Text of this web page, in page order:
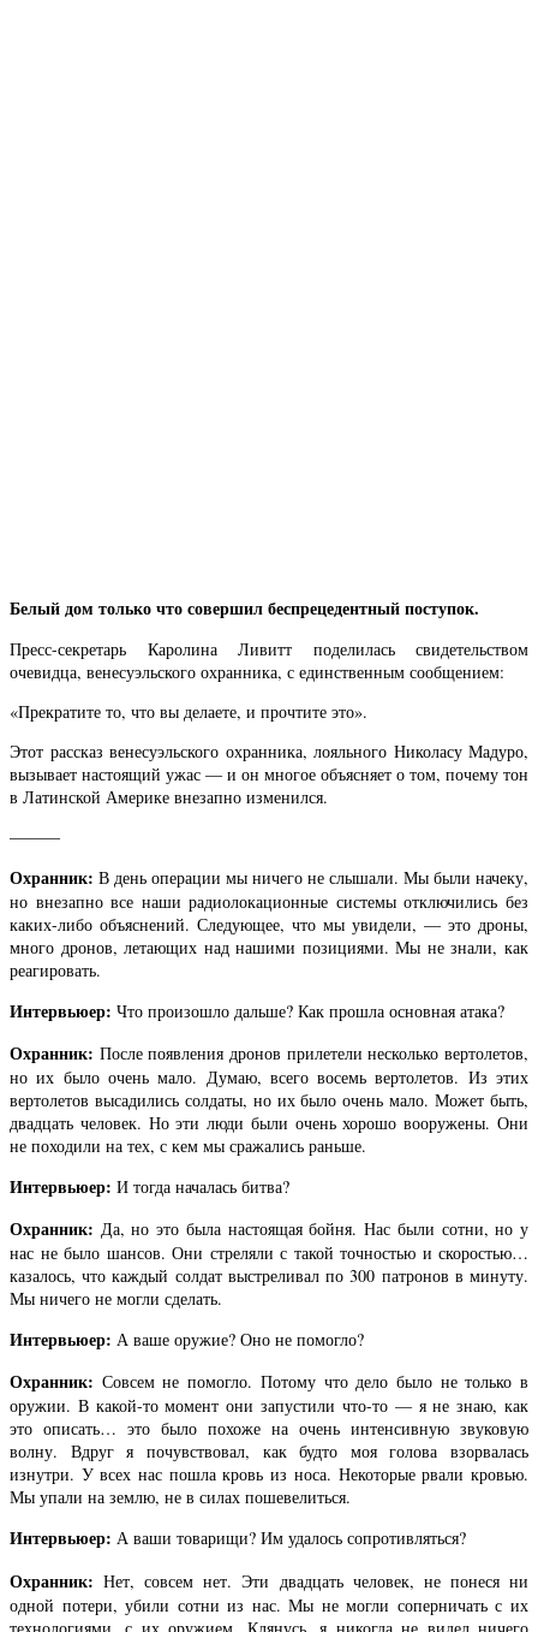
Белый дом только что совершил беспрецедентный поступок.
Пресс-секретарь Каролина Ливитт поделилась свидетельством
очевидца, венесуэльского охранника, с единственным сообщением:
«Прекратите то, что вы делаете, и прочтите это».
Этот рассказ венесуэльского охранника, лояльного Николасу Мадуро,
вызывает настоящий ужас — и он многое объясняет о том, почему тон
в Латинской Америке внезапно изменился.
———
Охранник: В день операции мы ничего не слышали. Мы были начеку,
но внезапно все наши радиолокационные системы отключились без
каких-либо объяснений. Следующее, что мы увидели, — это дроны,
много дронов, летающих над нашими позициями. Мы не знали, как
реагировать.
Интервьюер: Что произошло дальше? Как прошла основная атака?
Охранник: После появления дронов прилетели несколько вертолетов,
но их было очень мало. Думаю, всего восемь вертолетов. Из этих
вертолетов высадились солдаты, но их было очень мало. Может быть,
двадцать человек. Но эти люди были очень хорошо вооружены. Они
не походили на тех, с кем мы сражались раньше.
Интервьюер: И тогда началась битва?
Охранник: Да, но это была настоящая бойня. Нас были сотни, но у
нас не было шансов. Они стреляли с такой точностью и скоростью…
казалось, что каждый солдат выстреливал по 300 патронов в минуту.
Мы ничего не могли сделать.
Интервьюер: А ваше оружие? Оно не помогло?
Охранник: Совсем не помогло. Потому что дело было не только в
оружии. В какой-то момент они запустили что-то — я не знаю, как
это описать… это было похоже на очень интенсивную звуковую
волну. Вдруг я почувствовал, как будто моя голова взорвалась
изнутри. У всех нас пошла кровь из носа. Некоторые рвали кровью.
Мы упали на землю, не в силах пошевелиться.
Интервьюер: А ваши товарищи? Им удалось сопротивляться?
Охранник: Нет, совсем нет. Эти двадцать человек, не понеся ни
одной потери, убили сотни из нас. Мы не могли соперничать с их
технологиями, с их оружием. Клянусь, я никогда не видел ничего